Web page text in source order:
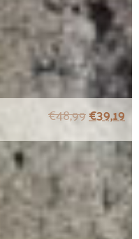
€48,99€39,19